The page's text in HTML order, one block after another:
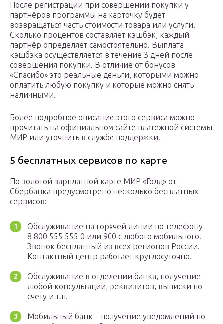
После регистрации при совершении покупки у
партнёров программы на карточку будет
возвращаться часть стоимости товара или услуги.
Сколько процентов составляет кэшбэк, каждый
партнёр определяет самостоятельно. Выплата
кэшбэка осуществляется в течение 3 дней после
совершения покупки. В отличие от бонусов
«Спасибо» это реальные деньги, которыми можно
оплатить любую покупку и которые можно снять
наличными.
Более подробное описание этого сервиса можно
прочитать на официальном сайте платёжной системы
МИР или уточнить в службе поддержки.
5 бесплатных сервисов по карте
По золотой зарплатной карте МИР «Голд» от
Сбербанка предусмотрено несколько бесплатных
сервисов:
Обслуживание на горячей линии по телефону
8 800 555 555 0 или 900 с любого мобильного.
Звонок бесплатный из всех регионов России.
Контактный центр работает круглосуточно.
Обслуживание в отделении банка, получение
любой консультации, реквизитов, выписки по
счету и т.п.
Мобильный банк – получение уведомлений по